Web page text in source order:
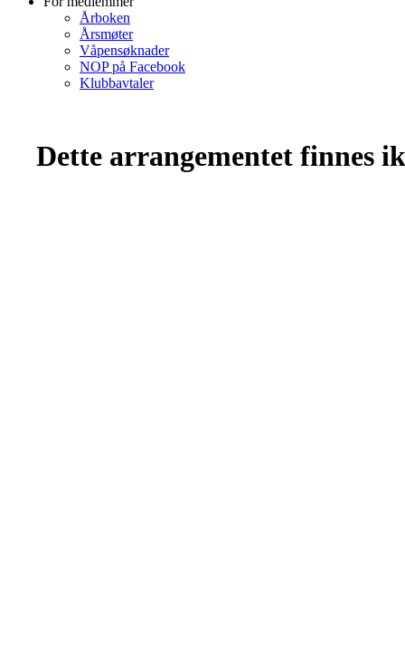
Årboken
Årsmøter
Våpensøknader
NOP på Facebook
Klubbavtaler
Dette arrangementet finnes